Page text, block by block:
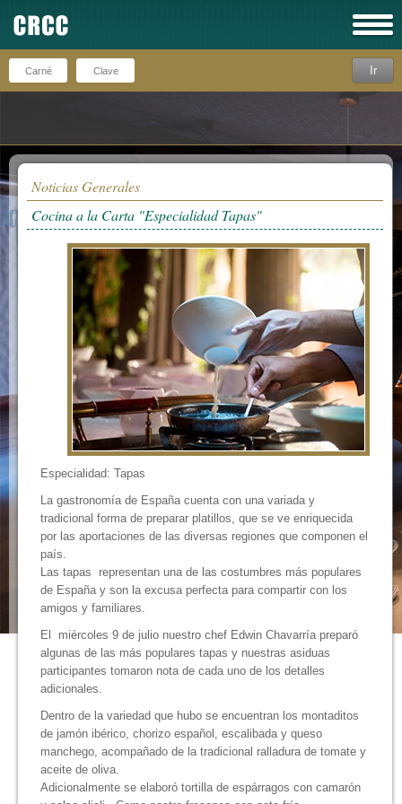
Ir
Noticias Generales
Cocina a la Carta "Especialidad Tapas"
Especialidad: Tapas
La gastronomía de España cuenta con una variada y
tradicional forma de preparar platillos, que se ve enriquecida
por las aportaciones de las diversas regiones que componen el
país.
Las tapas representan una de las costumbres más populares
de España y son la excusa perfecta para compartir con los
amigos y familiares.
El miércoles 9 de julio nuestro chef Edwin Chavarría preparó
algunas de las más populares tapas y nuestras asiduas
participantes tomaron nota de cada uno de los detalles
adicionales.
Dentro de la variedad que hubo se encuentran los montaditos
de jamón ibérico, chorizo español, escalibada y queso
manchego, acompañado de la tradicional ralladura de tomate y
aceite de oliva.
Adicionalmente se elaboró tortilla de espárragos con camarón